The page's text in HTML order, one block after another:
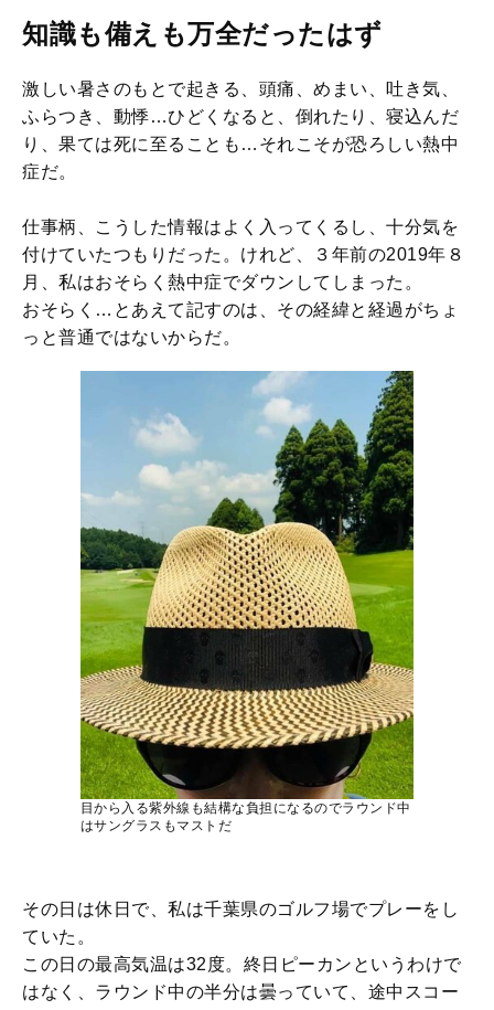
知識も備えも万全だったはず
激しい暑さのもとで起きる、頭痛、めまい、吐き気、
ふらつき、動悸…ひどくなると、倒れたり、寝込んだ
り、果ては死に至ることも…それこそが恐ろしい熱中
症だ。
仕事柄、こうした情報はよく入ってくるし、十分気を
付けていたつもりだった。けれど、３年前の2019年８
月、私はおそらく熱中症でダウンしてしまった。
おそらく…とあえて記すのは、その経緯と経過がちょ
っと普通ではないからだ。
目から入る紫外線も結構な負担になるのでラウンド中
はサングラスもマストだ
その日は休日で、私は千葉県のゴルフ場でプレーをし
ていた。
この日の最高気温は32度。終日ピーカンというわけで
はなく、ラウンド中の半分は曇っていて、途中スコー